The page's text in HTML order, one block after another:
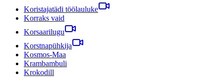
Koristajatädi töölauluke
Korraks vaid
Korsaarilugu
Korstnapühkija
Kosmos-Maa
Krambambuli
Krokodill